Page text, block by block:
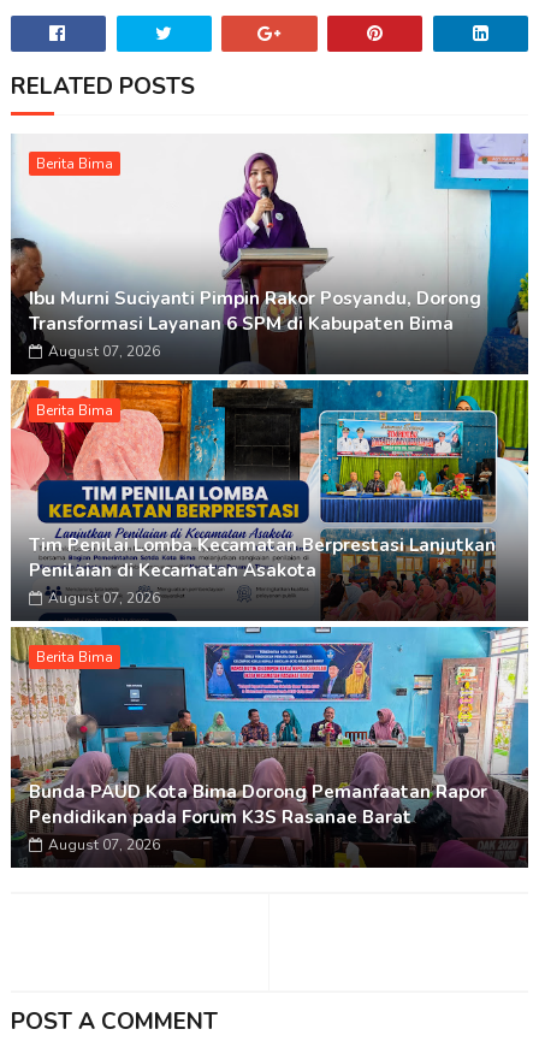
RELATED POSTS
Berita Bima
Ibu Murni Suciyanti Pimpin Rakor Posyandu, Dorong
Transformasi Layanan 6 SPM di Kabupaten Bima
August 07, 2026
Berita Bima
Tim Penilai Lomba Kecamatan Berprestasi Lanjutkan
Penilaian di Kecamatan Asakota
August 07, 2026
Berita Bima
Bunda PAUD Kota Bima Dorong Pemanfaatan Rapor
Pendidikan pada Forum K3S Rasanae Barat
August 07, 2026
POST A COMMENT